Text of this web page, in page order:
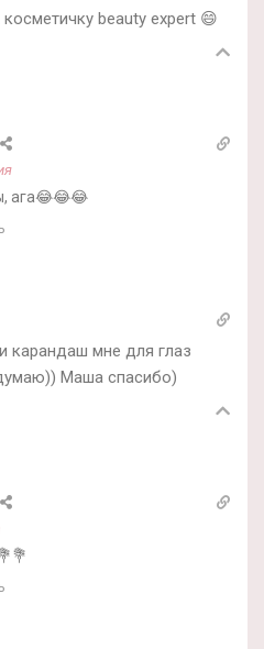
beauty expert 😄
ага😂😂😂
карандаш мне для глаз
Маша спасибо)